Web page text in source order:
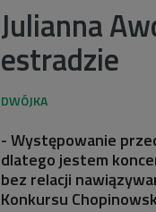
Julianna
estradzie
- Występowanie
dlatego jestem
bez relacji
Konkursu